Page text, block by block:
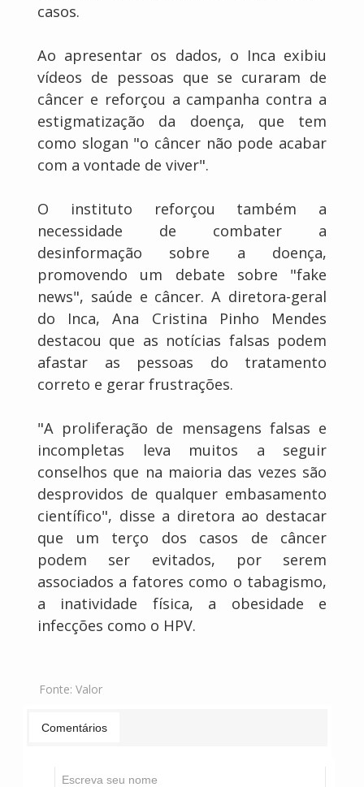
casos.
Ao apresentar os dados, o Inca exibiu
vídeos de pessoas que se curaram de
câncer e reforçou a campanha contra a
estigmatização da doença, que tem
como slogan "o câncer não pode acabar
com a vontade de viver".
O instituto reforçou também a
necessidade de combater a
desinformação sobre a doença,
promovendo um debate sobre "fake
news", saúde e câncer. A diretora-geral
do Inca, Ana Cristina Pinho Mendes
destacou que as notícias falsas podem
afastar as pessoas do tratamento
correto e gerar frustrações.
"A proliferação de mensagens falsas e
incompletas leva muitos a seguir
conselhos que na maioria das vezes são
desprovidos de qualquer embasamento
científico", disse a diretora ao destacar
que um terço dos casos de câncer
podem ser evitados, por serem
associados a fatores como o tabagismo,
a inatividade física, a obesidade e
infecções como o HPV.
Fonte: Valor
Comentários